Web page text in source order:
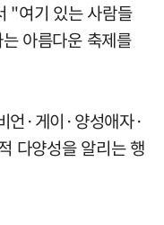
"여기 있는 사람들
아름다운 축제를
언·게이·양성애자·
다양성을 알리는 행